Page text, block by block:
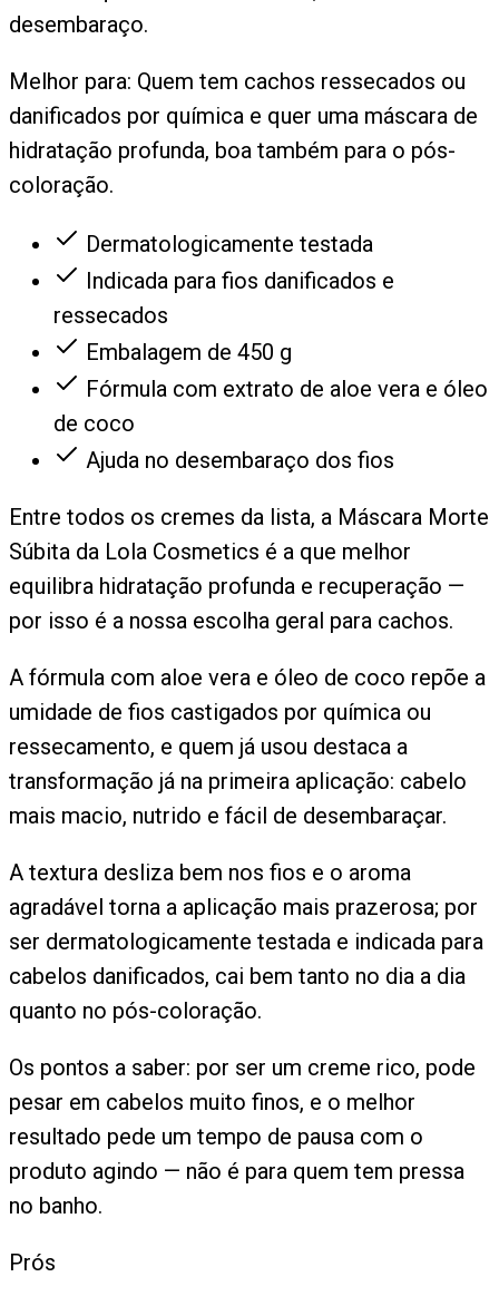
desembaraço.
Melhor para: Quem tem cachos ressecados ou
danificados por química e quer uma máscara de
hidratação profunda, boa também para o pós-
coloração.
Dermatologicamente testada
Indicada para fios danificados e
ressecados
Embalagem de 450 g
Fórmula com extrato de aloe vera e óleo
de coco
Ajuda no desembaraço dos fios
Entre todos os cremes da lista, a Máscara Morte
Súbita da Lola Cosmetics é a que melhor
equilibra hidratação profunda e recuperação —
por isso é a nossa escolha geral para cachos.
A fórmula com aloe vera e óleo de coco repõe a
umidade de fios castigados por química ou
ressecamento, e quem já usou destaca a
transformação já na primeira aplicação: cabelo
mais macio, nutrido e fácil de desembaraçar.
A textura desliza bem nos fios e o aroma
agradável torna a aplicação mais prazerosa; por
ser dermatologicamente testada e indicada para
cabelos danificados, cai bem tanto no dia a dia
quanto no pós-coloração.
Os pontos a saber: por ser um creme rico, pode
pesar em cabelos muito finos, e o melhor
resultado pede um tempo de pausa com o
produto agindo — não é para quem tem pressa
no banho.
Prós